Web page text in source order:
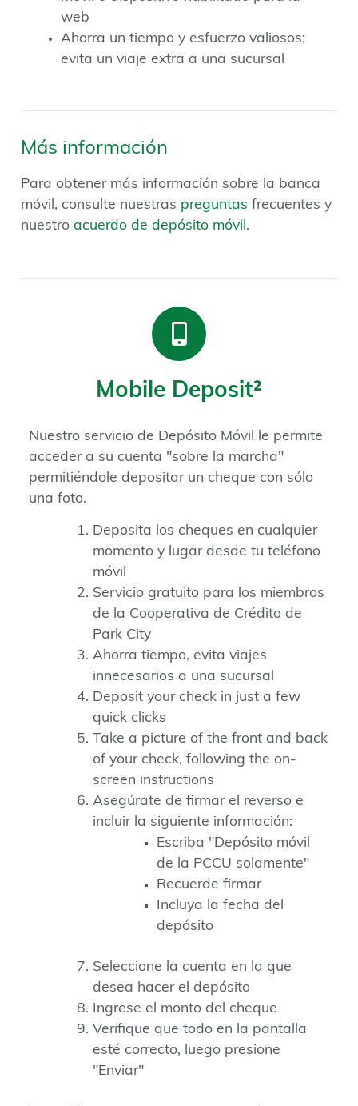
web
Ahorra un tiempo y esfuerzo valiosos;
evita un viaje extra a una sucursal
Más información
Para obtener más información sobre la banca
móvil, consulte nuestras preguntas frecuentes y
nuestro acuerdo de depósito móvil .
Mobile Deposit²
Nuestro servicio de Depósito Móvil le permite
acceder a su cuenta "sobre la marcha"
permitiéndole depositar un cheque con sólo
una foto.
Deposita los cheques en cualquier
momento y lugar desde tu teléfono
móvil
Servicio gratuito para los miembros
de la Cooperativa de Crédito de
Park City
Ahorra tiempo, evita viajes
innecesarios a una sucursal
Deposit your check in just a few
quick clicks
Take a picture of the front and back
of your check, following the on-
screen instructions
Asegúrate de firmar el reverso e
incluir la siguiente información:
Escriba "Depósito móvil
de la PCCU solamente"
Recuerde firmar
Incluya la fecha del
depósito
Seleccione la cuenta en la que
desea hacer el depósito
Ingrese el monto del cheque
Verifique que todo en la pantalla
esté correcto, luego presione
"Enviar"